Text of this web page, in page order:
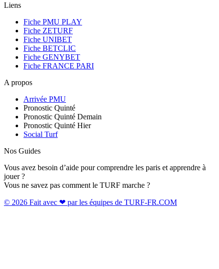
Liens
Fiche PMU PLAY
Fiche ZETURF
Fiche UNIBET
Fiche BETCLIC
Fiche GENYBET
Fiche FRANCE PARI
A propos
Arrivée PMU
Pronostic Quinté
Pronostic Quinté Demain
Pronostic Quinté Hier
Social Turf
Nos Guides
Vous avez besoin d’aide pour comprendre les paris et apprendre à
jouer ?
Vous ne savez pas comment le TURF marche ?
© 2026 Fait avec ❤ par les équipes de TURF-FR.COM